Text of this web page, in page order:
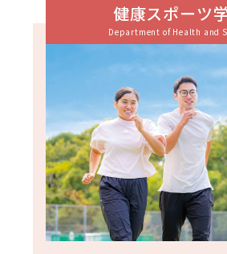
健康スポーツ
Department of Health and